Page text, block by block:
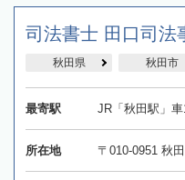
司法書士 田口司法
秋田県 秋田市
最寄駅 JR「秋田駅」車
所在地 〒010-0951 秋